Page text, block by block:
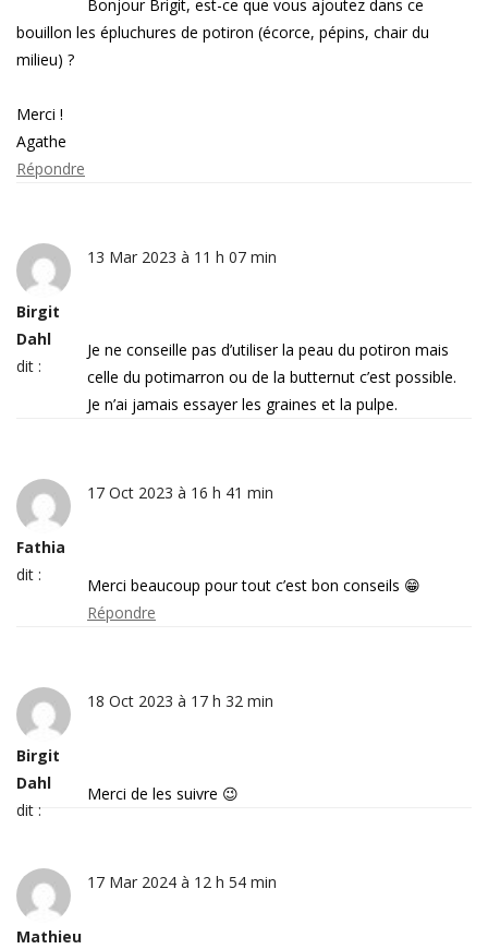
Bonjour Brigit, est-ce que vous ajoutez dans ce
bouillon les épluchures de potiron (écorce, pépins, chair du
milieu) ?
Merci !
Agathe
Répondre
Birgit
Dahl
dit :
13 Mar 2023 à 11 h 07 min
Je ne conseille pas d’utiliser la peau du potiron mais
celle du potimarron ou de la butternut c’est possible.
Je n’ai jamais essayer les graines et la pulpe.
Fathia
dit :
17 Oct 2023 à 16 h 41 min
Merci beaucoup pour tout c’est bon conseils 😁
Répondre
Birgit
Dahl
dit :
18 Oct 2023 à 17 h 32 min
Merci de les suivre 😉
Mathieu
17 Mar 2024 à 12 h 54 min